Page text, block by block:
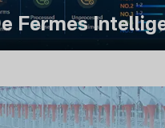
Fermes